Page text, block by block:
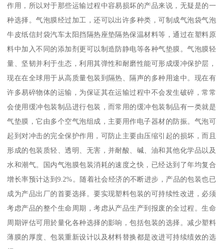
作用，所以对于那些运输过程中容易损坏的产品来说，无疑是的一
种选择。气泡膜经过加工，还可以出许多种类，可制成气泡袋气泡
牛皮纸信封袋汽车太阳挡隔热座垫隔热保温材料等，通过在塑料原
料中加入不同的添加剂更可以制造防静电等各种气垫膜。气泡膜轻
量、坚韧并利于生态，利用其弹性和耐磨性能可形成缓冲保护层，
现在在全球用于从高质量包装到隔热、隔声的多种用途中。现在有
许多易碎物体的运输，为保证其在运输过程中不会发生破碎，常常
会使用缓冲包装制品进行包装，而常用的缓冲包装制品有一类就是
气垫膜，它由多个空气泡组成，主要用作电子器材的防振。气泡可
起到对冲击的完全保护作用，可防止主要由压缩引起的损坏，而且
形成的包装质轻、透明、无害，并耐酸、碱、油和其他化学品以及
水和潮气。国内气泡膜包装消耗的速度之快，已经达到了年均复合
增长率预计达到9.2%。随着社会经济的不断进步，产品的包装也已
成为产品出厂的首要选择。要实现塑料包装的可持续性改进，必须
考虑产品的整个生命周期，考虑从产品生产到报废的全过程。生命
周期评估可用於量化各种选择的影响，包括包装的选择。减少塑料
薄膜的厚度、包装重新设计以及材料替换都是改进可持续绩效的选